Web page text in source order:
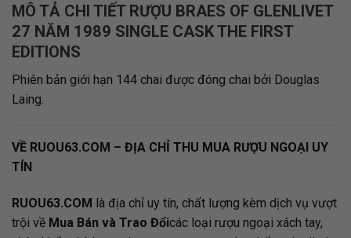
MÔ TẢ CHI TIẾT RƯỢU BRAES OF GLENLIVET
27 NĂM 1989 SINGLE CASK THE FIRST
EDITIONS
Phiên bản giới hạn 144 chai được đóng chai bởi Douglas
Laing.
VỀ RUOU63.COM – ĐỊA CHỈ THU MUA RƯỢU NGOẠI UY
TÍN
RUOU63.COM là địa chỉ uy tín, chất lượng kèm dịch vụ vượt
trội về Mua Bán và Trao Đổicác loại rượu ngoại xách tay,